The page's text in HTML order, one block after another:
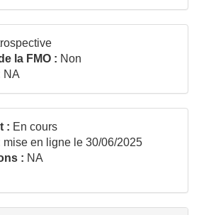
la FMO : Non
NA
: En cours
mise en ligne le 30/06/2025
: NA